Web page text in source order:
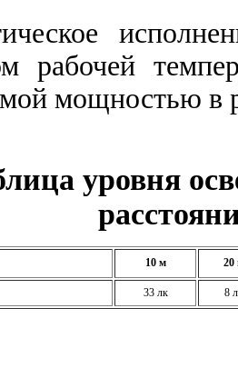
рабочей
мощностью в
уровня
10 м 20
33 лк 8